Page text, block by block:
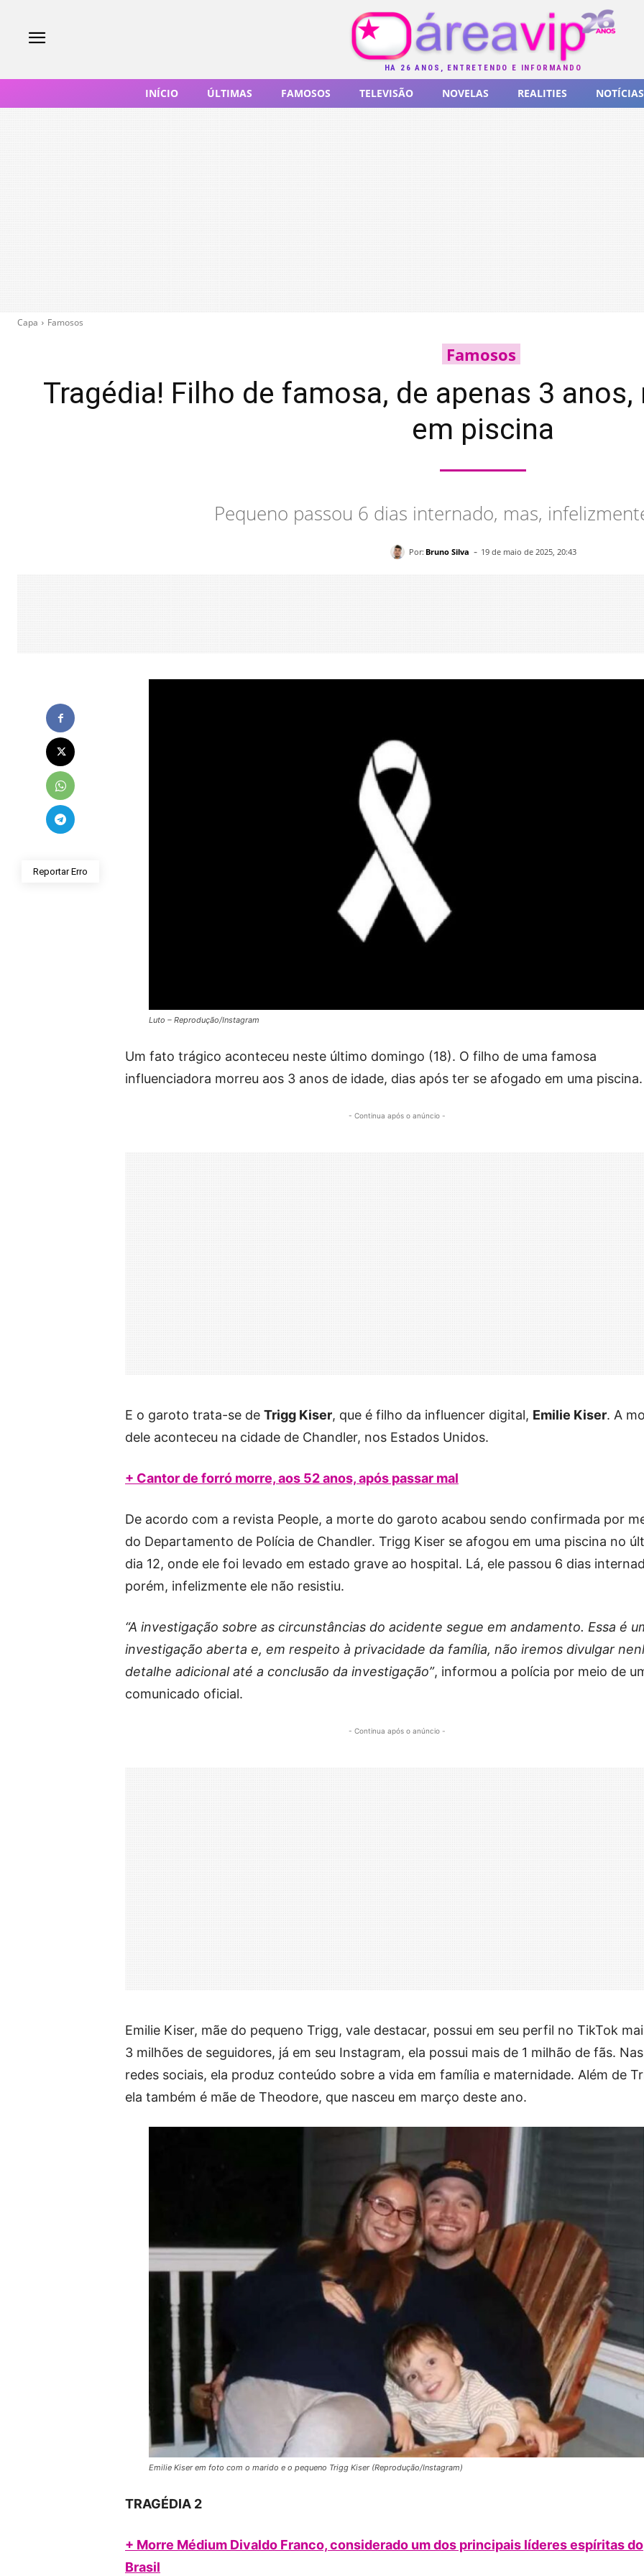
HÁ 26 ANOS, ENTRETENDO E INFORMANDO
INÍCIO ÚLTIMAS FAMOSOS TELEVISÃO NOVELAS REALITIES NOTÍCIAS
Capa Famosos
Famosos
Tragédia! Filho de famosa, de apenas 3
em piscina
Pequeno passou 6 dias internado, mas,
Por: Bruno Silva - 19 de maio de 2025, 20:43
Reportar Erro
Luto – Reprodução/Instagram
Um fato trágico aconteceu neste último domingo (18). O filho de uma famosa
influenciadora morreu aos 3 anos de idade, dias após ter se afogado em uma piscina.
- Continua após o anúncio -
E o garoto trata-se de Trigg Kiser, que é filho da influencer digital, Emilie Kiser. A
dele aconteceu na cidade de Chandler, nos Estados Unidos.
+ Cantor de forró morre, aos 52 anos, após passar mal
De acordo com a revista People, a morte do garoto acabou sendo confirmada por
do Departamento de Polícia de Chandler. Trigg Kiser se afogou em uma piscina no
dia 12, onde ele foi levado em estado grave ao hospital. Lá, ele passou 6 dias
porém, infelizmente ele não resistiu.
“A investigação sobre as circunstâncias do acidente segue em andamento. Essa é
investigação aberta e, em respeito à privacidade da família, não iremos divulgar
detalhe adicional até a conclusão da investigação”, informou a polícia por meio de
comunicado oficial.
- Continua após o anúncio -
Emilie Kiser, mãe do pequeno Trigg, vale destacar, possui em seu perfil no TikTok
3 milhões de seguidores, já em seu Instagram, ela possui mais de 1 milhão de fãs. Nas
redes sociais, ela produz conteúdo sobre a vida em família e maternidade. Além de
ela também é mãe de Theodore, que nasceu em março deste ano.
Emilie Kiser em foto com o marido e o pequeno Trigg Kiser (Reprodução/Instagram)
TRAGÉDIA 2
+ Morre Médium Divaldo Franco, considerado um dos principais líderes espíritas do
Brasil